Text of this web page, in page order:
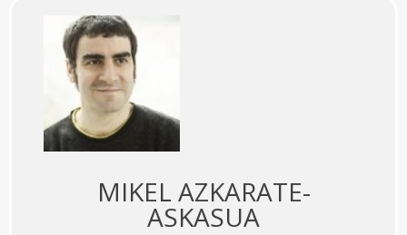
MIKEL AZKARATE-
ASKASUA